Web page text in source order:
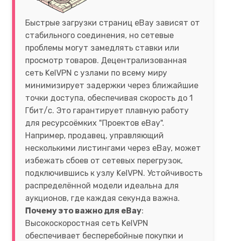
Быстрые загрузки страниц eBay зависят от
стабильного соединения, но сетевые
проблемы могут замедлять ставки или
просмотр товаров. Децентрализованная
сеть KelVPN с узлами по всему миру
минимизирует задержки через ближайшие
точки доступа, обеспечивая скорость до 1
Гбит/с. Это гарантирует плавную работу
для ресурсоёмких "Проектов eBay".
Например, продавец, управляющий
несколькими листингами через eBay, может
избежать сбоев от сетевых перегрузок,
подключившись к узлу KelVPN. Устойчивость
распределённой модели идеальна для
аукционов, где каждая секунда важна.
Почему это важно для eBay:
Высокоскоростная сеть KelVPN
обеспечивает бесперебойные покупки и